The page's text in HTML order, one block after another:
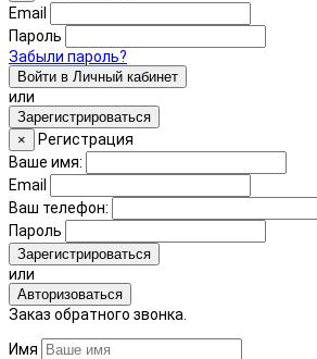
Email
Пароль
Забыли пароль?
Войти в Личный кабинет
или
Зарегистрироваться
×
Регистрация
Ваше имя:
Email
Ваш телефон:
Пароль
Зарегистрироваться
или
Авторизоваться
Заказ обратного звонка.
Имя